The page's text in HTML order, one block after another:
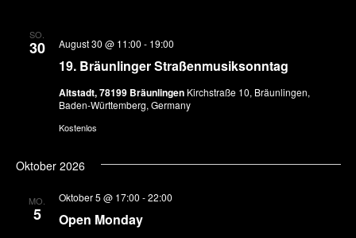
SO.
30
19. Bräunlinger Straßenmusiksonntag
August 30 @ 11:00 - 19:00
Altstadt, 78199 Bräunlingen Kirchstraße 10, Bräunlingen,
Baden-Württemberg, Germany
Kostenlos
Oktober 2026
MO.
5 Open Monday
Oktober 5 @ 17:00 -22:00